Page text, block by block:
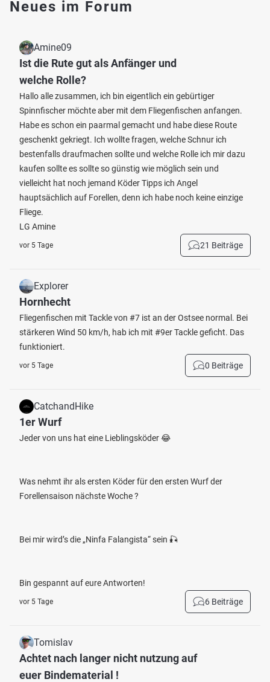
Neues im Forum
Amine09
Ist die Rute gut als Anfänger und
welche Rolle?
Hallo alle zusammen, ich bin eigentlich ein gebürtiger
Spinnfischer möchte aber mit dem Fliegenfischen anfangen.
Habe es schon ein paarmal gemacht und habe diese Route
geschenkt gekriegt. Ich wollte fragen, welche Schnur ich
bestenfalls draufmachen sollte und welche Rolle ich mir dazu
kaufen sollte es sollte so günstig wie möglich sein und
vielleicht hat noch jemand Köder Tipps ich Angel
hauptsächlich auf Forellen, denn ich habe noch keine einzige
Fliege.
LG Amine
vor 5 Tage 21 Beiträge
Explorer
Hornhecht
Fliegenfischen mit Tackle von #7 ist an der Ostsee normal. Bei
stärkeren Wind 50 km/h, hab ich mit #9er Tackle geficht. Das
funktioniert.
vor 5 Tage 0 Beiträge
CatchandHike
1er Wurf
Jeder von uns hat eine Lieblingsköder 😂
Was nehmt ihr als ersten Köder für den ersten Wurf der
Forellensaison nächste Woche ?
Bei mir wird’s die „Ninfa Falangista“ sein 🎣
Bin gespannt auf eure Antworten!
vor 5 Tage 6 Beiträge
Tomislav
Achtet nach langer nicht nutzung auf
euer Bindematerial !